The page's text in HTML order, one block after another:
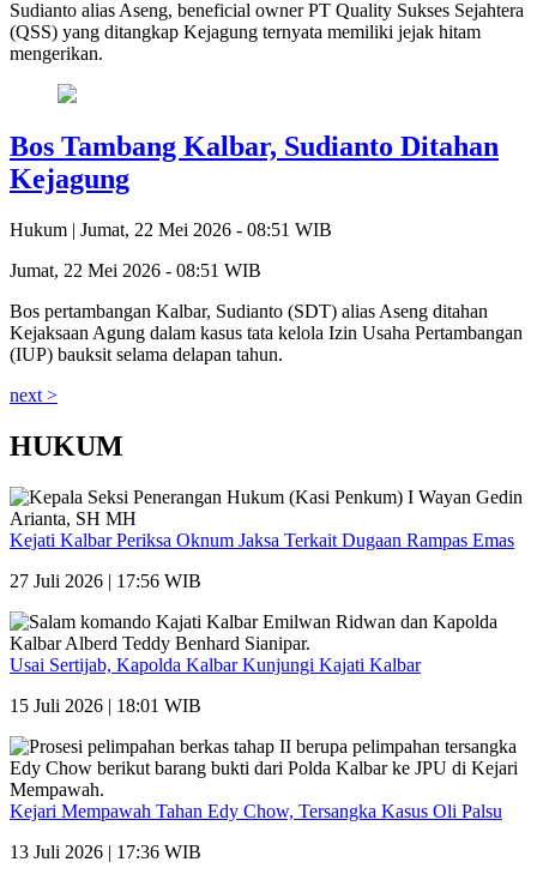
Sudianto alias Aseng, beneficial owner PT Quality Sukses Sejahtera
(QSS) yang ditangkap Kejagung ternyata memiliki jejak hitam
mengerikan.
Bos Tambang Kalbar, Sudianto Ditahan
Kejagung
Hukum | Jumat, 22 Mei 2026 - 08:51 WIB
Jumat, 22 Mei 2026 - 08:51 WIB
Bos pertambangan Kalbar, Sudianto (SDT) alias Aseng ditahan
Kejaksaan Agung dalam kasus tata kelola Izin Usaha Pertambangan
(IUP) bauksit selama delapan tahun.
next >
HUKUM
Kejati Kalbar Periksa Oknum Jaksa Terkait Dugaan Rampas Emas
27 Juli 2026 | 17:56 WIB
Usai Sertijab, Kapolda Kalbar Kunjungi Kajati Kalbar
15 Juli 2026 | 18:01 WIB
Kejari Mempawah Tahan Edy Chow, Tersangka Kasus Oli Palsu
13 Juli 2026 | 17:36 WIB